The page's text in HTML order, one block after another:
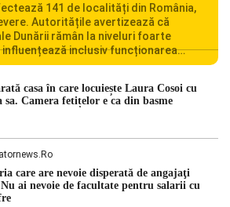
141 de localități din România,
Autoritățile avertizează că
Dunării rămân la niveluri foarte
inclusiv funcționarea
la Cernavodă. România se confruntă
dificile perioade din punct de vedere
Lipsa […]
casa în care locuiește Laura Cosoi cu
sa. Camera fetițelor e ca din basme
care are nevoie disperată de angajaţi
ai nevoie de facultate pentru salarii cu